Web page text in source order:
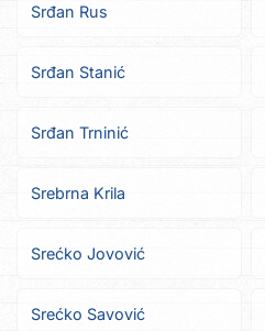
Srđan Rus
Srđan Stanić
Srđan Trninić
Srebrna Krila
Srećko Jovović
Srećko Savović